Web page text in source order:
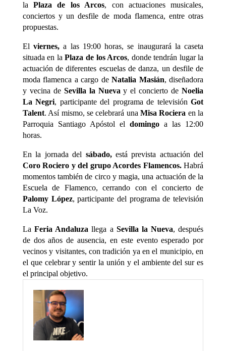
laPlaza de los Arcos, con actuaciones musicales,
conciertos y un desfile de moda flamenca, entre otras
propuestas.
Elviernes, a las 19:00 horas, se inaugurará la caseta
situada en laPlaza de los Arcos, donde tendrán lugar la
actuación de diferentes escuelas de danza, un desfile de
moda flamenca a cargo deNatalia Masián, diseñadora
y vecina de Sevilla la Nuevay el concierto deNoelia
La Negri, participante del programa de televisiónGot
Talent. Así mismo, se celebrará unaMisa Rociera en la
Parroquia Santiago Apóstol eldomingo a las 12:00
horas.
En la jornada del sábado,está prevista actuación del
Coro Rociero y del grupo Acordes Flamencos.Habrá
momentos también de circo y magia, una actuación de la
Escuela de Flamenco, cerrando con el concierto de
Palomy López, participante del programa de televisión
La Voz.
LaFeria Andaluza llega a Sevilla la Nueva, después
de dos años de ausencia, en este evento esperado por
vecinos y visitantes, con tradición ya en el municipio, en
el que celebrar y sentir la unión y el ambiente del sur es
el principal objetivo.